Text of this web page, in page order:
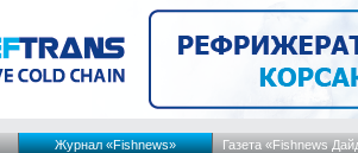
Журнал «Fishnews» Газета «Fishnews